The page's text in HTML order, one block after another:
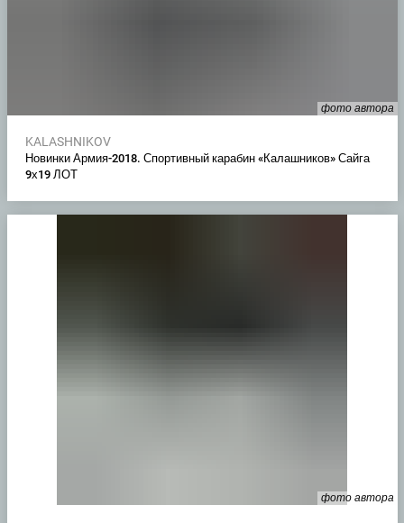
фото автора
KALASHNIKOV
Новинки Армия-2018. Спортивный карабин «Калашников» Сайга
9х19 ЛОТ
фото автора